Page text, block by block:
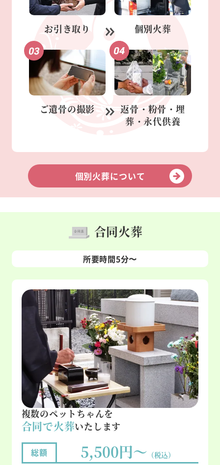
お引き取り 個別火葬
ご遺骨の撮影 返骨・粉骨・ 埋
葬・永代供養
個別火葬について
合同火葬
所要時間5分〜
複数のペットちゃんを
合同で火葬いたします
総額 5,500円～ （税込）